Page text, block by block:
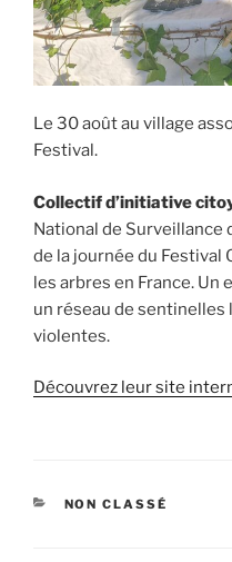
Le 30 août au village
Festival.
Collectif d’initiative
National de Surveillance
de la journée du Festival
les arbres en France.
un réseau de sentinelles
violentes.
Découvrez leur site
CATÉGORIES
NON CLASSÉ